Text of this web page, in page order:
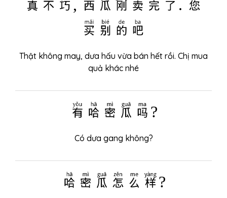
买别的吧
Thật không may, dưa hấu vừa bán hết rồi. Chị mua
quả khác nhé
有 哈密瓜 吗?
Có dưa gang không?
哈密瓜 怎么样?